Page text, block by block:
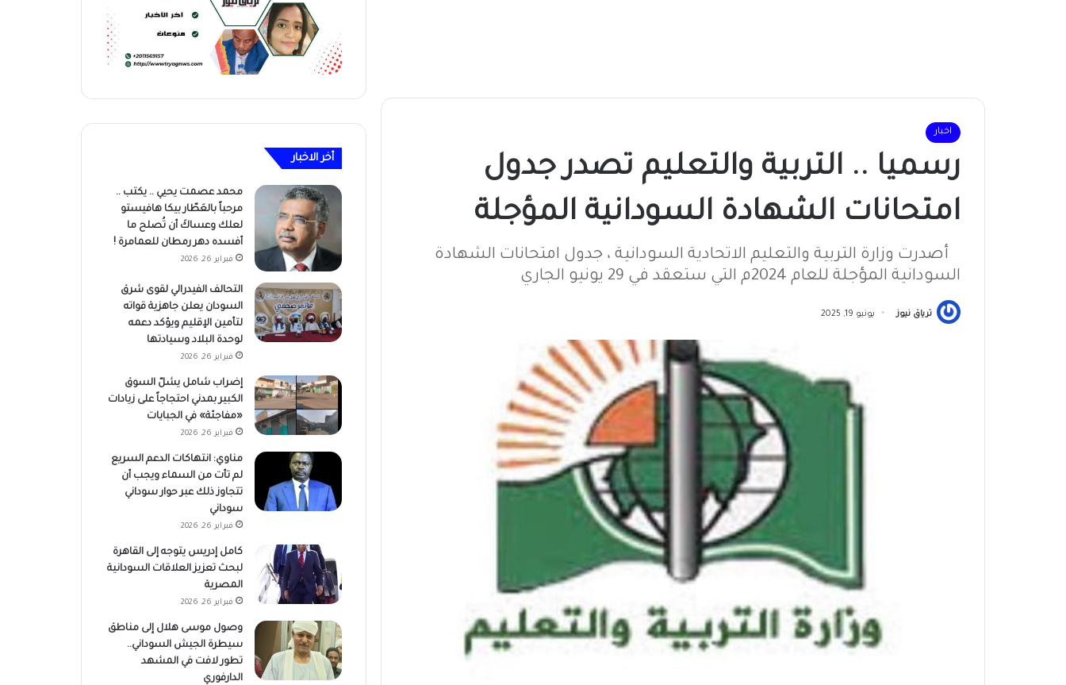
اخبار
رسميا .. التربية والتعليم تصدر جدول
امتحانات الشهادة السودانية المؤجلة
أصدرت وزارة التربية والتعليم الاتحادية السودانية ، جدول امتحانات الشهادة
السودانية المؤجلة للعام 2024م التي ستعقد في 29 يونيو الجاري
ترياق نيوز يونيو 19, 2025
أخر الاخبار
محمد عصمت يحيي .. يكتب ..
مرحباً بالعَطّار بيكا هافيستو
لعلك وعساكَ أن تُصلح ما
أفسده دهر رمطان للعمامرة !
فبراير 26, 2026
التحالف الفيدرالي لقوى شرق
السودان يعلن جاهزية قواته
لتأمين الإقليم ويؤكد دعمه
لوحدة البلاد وسيادتها
فبراير 26, 2026
إضراب شامل يشلّ السوق
الكبير بمدني احتجاجاً على زيادات
«مفاجئة» في الجبايات
فبراير 26, 2026
مناوي: انتهاكات الدعم السريع
لم تأت من السماء ويجب أن
تتجاوز ذلك عبر حوار سوداني
سوداني
فبراير 26, 2026
كامل إدريس يتوجه إلى القاهرة
لبحث تعزيز العلاقات السودانية
المصرية
فبراير 26, 2026
وصول موسى هلال إلى مناطق
سيطرة الجيش السوداني..
تطور لافت في المشهد
الدارفوري